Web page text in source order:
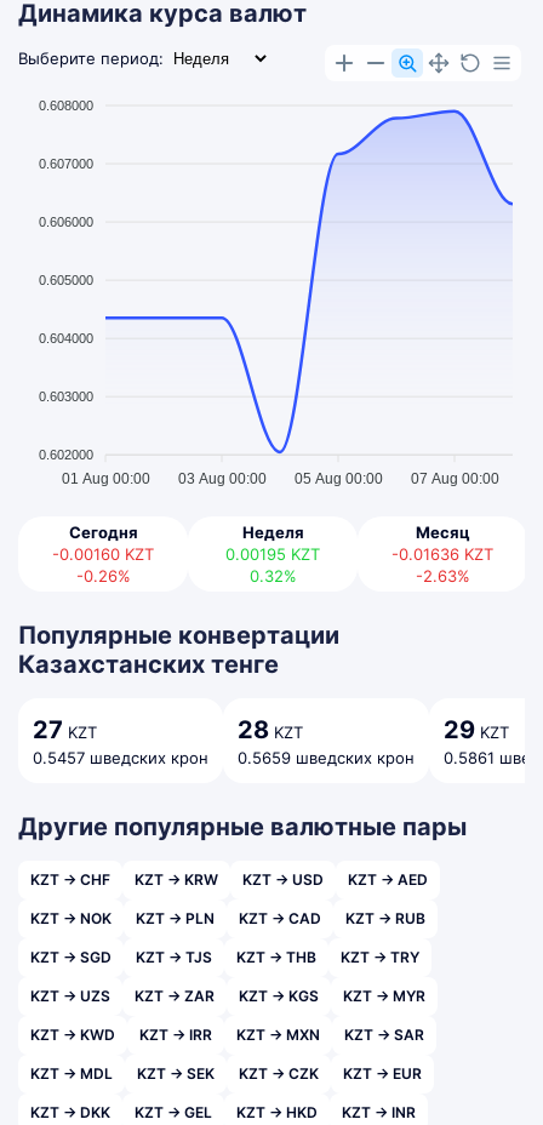
Динамика курса валют
Выберите период:
0.608000
0.607000
0.606000
0.605000
0.604000
0.603000
0.602000
01 Aug 00:00 03 Aug 00:00 05 Aug 00:00 07 Aug 00:00
Сегодня
-0.00160 KZT
-0.26%
Неделя
0.00195 KZT
0.32%
Месяц
-0.01636 KZT
-2.63%
Популярные конвертации
Казахстанских тенге
27 KZT
0.5457 шведских крон
28 KZT
0.5659 шведских крон
29 KZT
0.5861
Другие популярные валютные пары
KZT → CHF KZT → KRW KZT → USD KZT → AED
KZT → NOK KZT → PLN KZT → CAD KZT → RUB
KZT → SGD KZT → TJS KZT → THB KZT → TRY
KZT → UZS KZT → ZAR KZT → KGS KZT → MYR
KZT → KWD KZT → IRR KZT → MXN KZT → SAR
KZT → MDL KZT → SEK KZT → CZK KZT → EUR
KZT → DKK KZT → GEL KZT → HKD KZT → INR